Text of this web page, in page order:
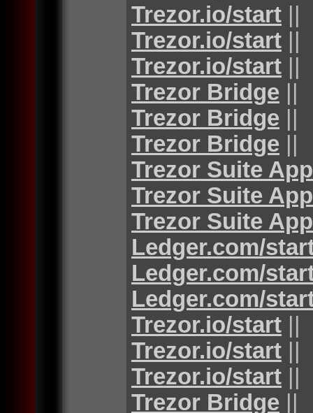
Trezor.io/start ||
Trezor.io/start ||
Trezor.io/start ||
Trezor Bridge ||
Trezor Bridge ||
Trezor Bridge ||
Trezor Suite App
Trezor Suite App
Trezor Suite App
Ledger.com/
Ledger.com/
Ledger.com/
Trezor.io/start ||
Trezor.io/start ||
Trezor.io/start ||
Trezor Bridge ||